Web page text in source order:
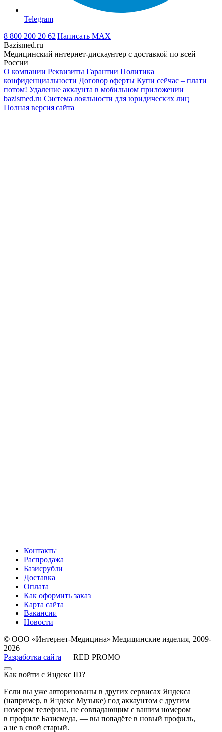
Telegram
8 800 200 20 62 Написать MAX
Bazismed.ru
Медицинский интернет-дискаунтер с доставкой по всей
России
О компании Реквизиты Гарантии Политика
конфиденциальности Договор оферты Купи сейчас – плати
потом! Удаление аккаунта в мобильном приложении
bazismed.ru Система лояльности для юридических лиц
Полная версия сайта
Контакты
Распродажа
Базисрубли
Доставка
Оплата
Как оформить заказ
Карта сайта
Вакансии
Новости
© ООО «Интернет-Медицина» Медицинские изделия, 2009-
2026
Разработка сайта — RED PROMO
Как войти с Яндекс ID?
Если вы уже авторизованы в других сервисах Яндекса
(например, в Яндекс Музыке) под аккаунтом с другим
номером телефона, не совпадающим с вашим номером
в профиле Базисмеда, — вы попадёте в новый профиль,
а не в свой старый.